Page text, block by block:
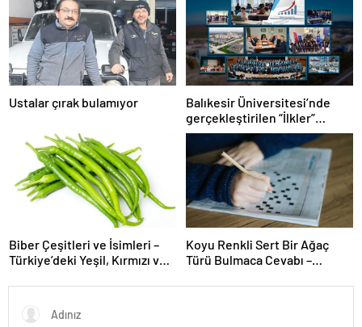
Ustalar çırak bulamıyor
Balıkesir Üniversitesi’nde
gerçekleştirilen “İlkler”
üniversitenin geleceğini
şekillendiriyor
Biber Çeşitleri ve İsimleri –
Türkiye’deki Yeşil, Kırmızı ve
Koyu Renkli Sert Bir Ağaç
Türü Bulmaca Cevabı –
Bir Ağaç Türü